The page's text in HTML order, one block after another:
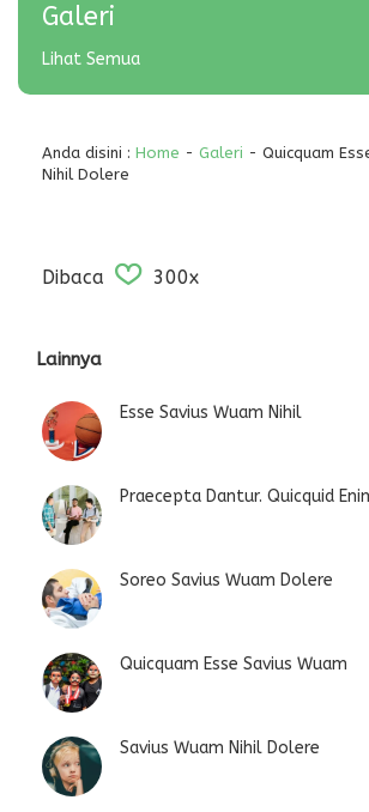
Galeri
Lihat Semua
Anda disini : Home - Galeri - Quicquam
Nihil Dolere
Dibaca 300x
Lainnya
Esse Savius Wuam Nihil
Praecepta Dantur. Quicquid
Soreo Savius Wuam Dolere
Quicquam Esse Savius Wuam
Savius Wuam Nihil Dolere